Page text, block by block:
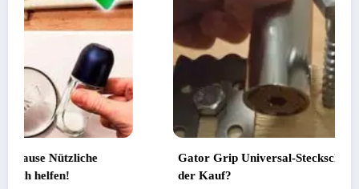
Gator Grip Universal-Steckschlüssel im Test: Lohnt sich
der Kauf?